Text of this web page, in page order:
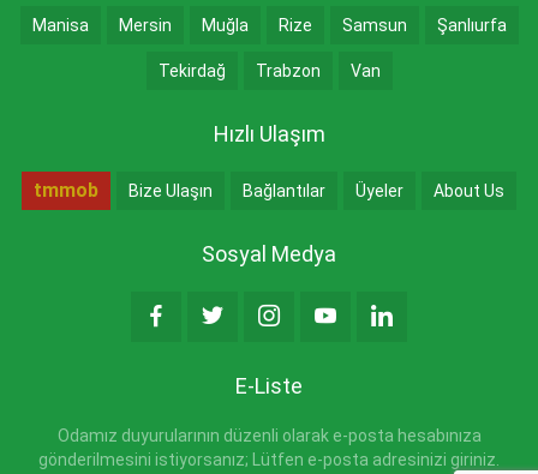
Manisa Mersin Muğla Rize Samsun Şanlıurfa
Tekirdağ Trabzon Van
Hızlı Ulaşım
tmmob Bize Ulaşın Bağlantılar Üyeler About Us
Sosyal Medya
E-Liste
Odamız duyurularının düzenli olarak e-posta hesabınıza
gönderilmesini istiyorsanız; Lütfen e-posta adresinizi giriniz.